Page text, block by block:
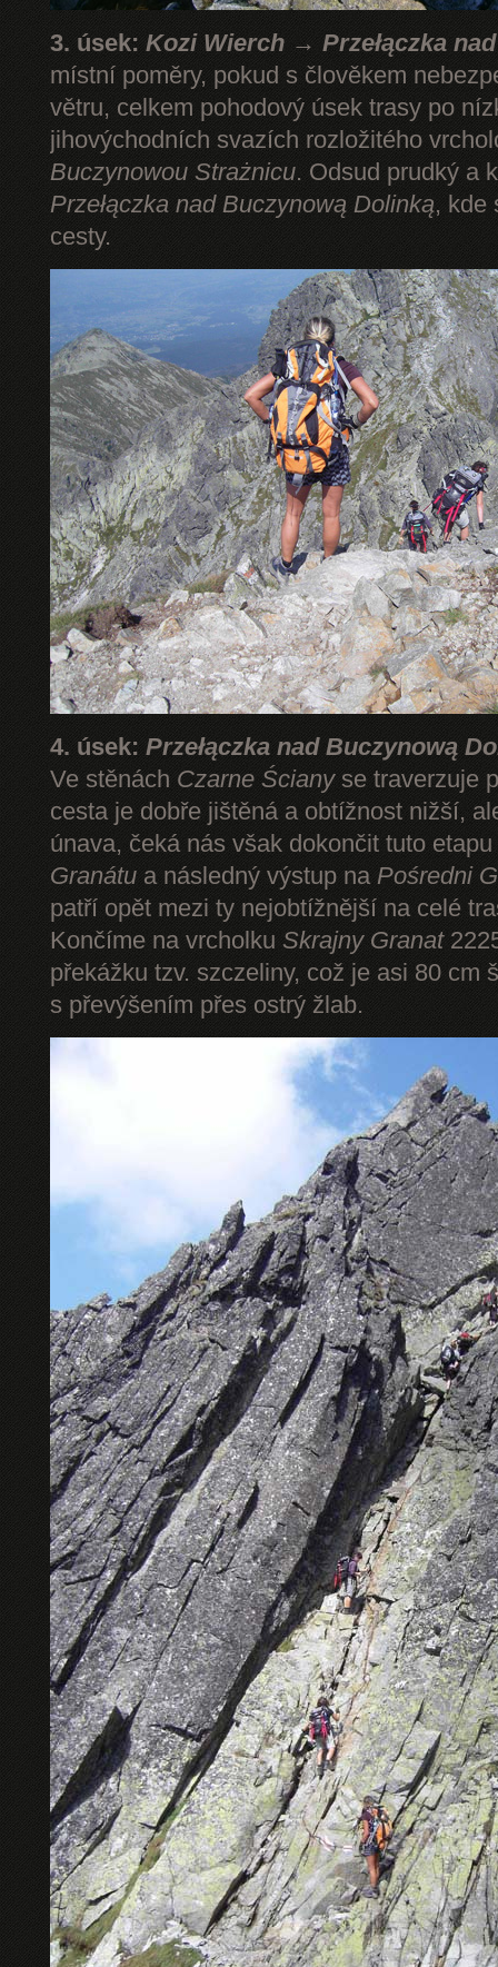
3. úsek: Kozi Wierch → Przełączka
místní poměry, pokud s člověkem
větru, celkem pohodový úsek trasy po
jihovýchodních svazích rozložitého
Buczynowou Strażnicu. Odsud prudký a
Przełączka nad Buczynową Dolinką, kde
cesty.
4. úsek: Przełączka nad Buczynową
Ve stěnách Czarne Ścianyse traverzuje
cesta je dobře jištěná a obtížnost nižší,
únava, čeká nás však dokončit tuto
Granátu a následný výstup na Pośredni
patří opět mezi ty nejobtížnější na celé
Končíme na vrcholku Skrajny Granat
překážku tzv. szczeliny, což je asi 80 cm
s převýšením přes ostrý žlab.